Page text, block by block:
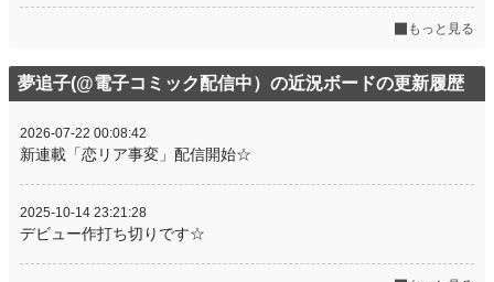
もっと見る
夢追子(@電子コミック配信中）の近況ボードの更新履歴
2026-07-22 00:08:42
新連載「恋リア事変」配信開始☆
2025-10-14 23:21:28
デビュー作打ち切りです☆